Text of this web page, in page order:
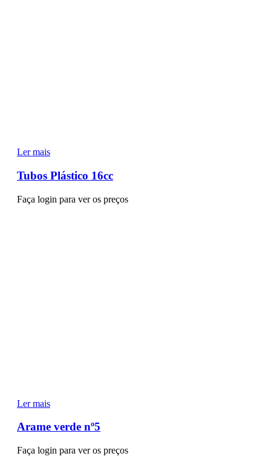
Ler mais
Tubos Plástico 16cc
Faça login para ver os preços
Ler mais
Arame verde nº5
Faça login para ver os preços